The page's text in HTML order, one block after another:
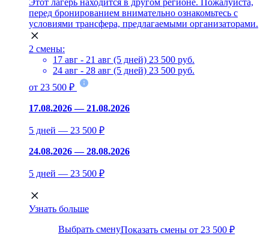
перед бронированием внимательно ознакомьтесь с
условиями трансфера, предлагаемыми организаторами.
2 смены:
17 авг - 21 авг (5 дней) 23 500 руб.
24 авг - 28 авг (5 дней) 23 500 руб.
от 23 500 ₽
17.08.2026 — 21.08.2026
5 дней — 23 500 ₽
24.08.2026 — 28.08.2026
5 дней — 23 500 ₽
Узнать больше
Выбрать сменуПоказать смены от 23 500 ₽